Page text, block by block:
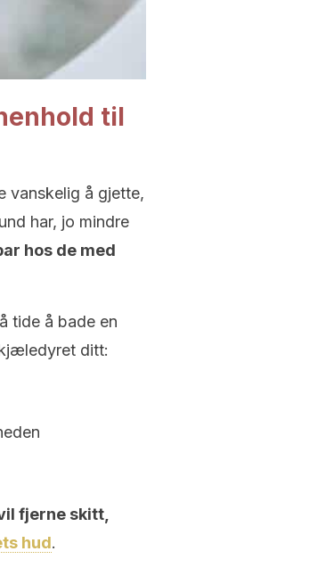
til
vanskelig å gjette,
har, jo mindre
hos de med
tide å bade en
ditt:
fjerne skitt,
hud.